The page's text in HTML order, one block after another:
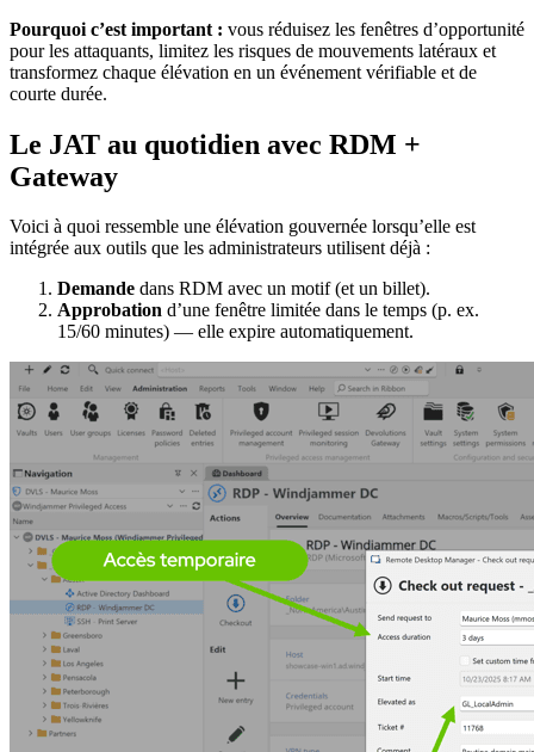
Pourquoi c’est important : vous réduisez les fenêtres d’opportunité
pour les attaquants, limitez les risques de mouvements latéraux et
transformez chaque élévation en un événement vérifiable et de
courte durée.
Le JAT au quotidien avec RDM +
Gateway
Voici à quoi ressemble une élévation gouvernée lorsqu’elle est
intégrée aux outils que les administrateurs utilisent déjà :
Demande dans RDM avec un motif (et un billet).
Approbation d’une fenêtre limitée dans le temps (p. ex.
15/60 minutes) — elle expire automatiquement.